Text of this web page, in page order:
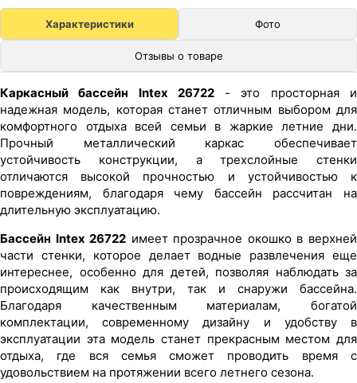
Характеристики Фото
Отзывы о товаре
Каркасный бассейн Intex 26722- это просторная и
надежная модель, которая станет отличным выбором для
комфортного отдыха всей семьи в жаркие летние дни.
Прочный металлический каркас обеспечивает
устойчивость конструкции, а трехслойные стенки
отличаются высокой прочностью и устойчивостью к
повреждениям, благодаря чему бассейн рассчитан на
длительную эксплуатацию.
Бассейн Intex 26722 имеет прозрачное окошко в верхней
части стенки, которое делает водные развлечения еще
интереснее, особенно для детей, позволяя наблюдать за
происходящим как внутри, так и снаружи бассейна.
Благодаря качественным материалам, богатой
комплектации, современному дизайну и удобству в
эксплуатации эта модель станет прекрасным местом для
отдыха, где вся семья сможет проводить время с
удовольствием на протяжении всего летнего сезона.